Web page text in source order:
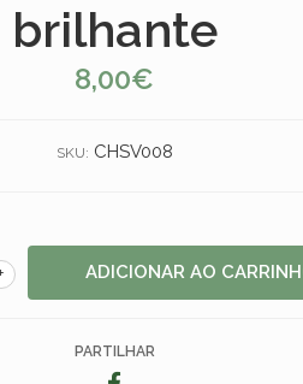
brilhante
8,00€
SKU: CHSV008
PARTILHAR